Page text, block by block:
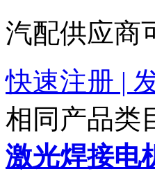
汽配供应商
快速注册 |
相同产品类
激光焊接电